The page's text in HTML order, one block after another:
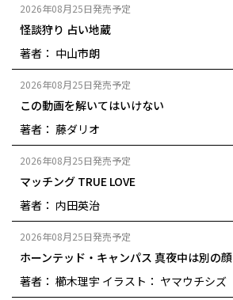
2026年08月25日発売予定
怪談狩り 占い地蔵
著者： 中山市朗
2026年08月25日発売予定
この動画を解いてはいけない
著者： 藤ダリオ
2026年08月25日発売予定
マッチング TRUE LOVE
著者： 内田英治
2026年08月25日発売予定
ホーンテッド・キャンパス 真夜中は別の顔
著者： 櫛木理宇 イラスト： ヤマウチシズ